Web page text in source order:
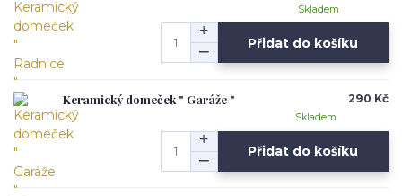
Skladem
Přidat do košíku
Keramický domeček " Garáže " 290 Kč
Skladem
Přidat do košíku